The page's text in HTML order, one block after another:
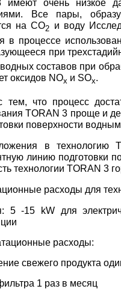
имеют очень низкое
Все пары,
на CO2 и воду
в процессе
при
составов при
оксидов NOx и SOx.
тем, что процесс
TORAN 3 проще и
поверхности
в технологию
линию подготовки
технологии TORAN 3
расходы для
5 -15 kW для
расходы:
свежего продукта
1 раз в месяц